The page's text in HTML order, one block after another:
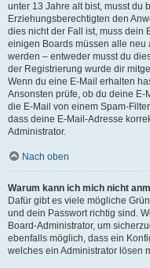
unter 13 Jahre alt bist, musst du
Erziehungsberechtigten den
dies nicht der Fall ist, muss dein
einigen Boards müssen alle
werden – entweder musst du
der Registrierung wurde dir
Wenn du eine E-Mail erhalten
Ansonsten prüfe, ob du deine
die E-Mail von einem Spam-
dass deine E-Mail-Adresse
Administrator.
Nach oben
Warum kann ich mich nicht
Dafür gibt es viele mögliche
und dein Passwort richtig sind.
Board-Administrator, um
ebenfalls möglich, dass ein
welches ein Administrator lösen